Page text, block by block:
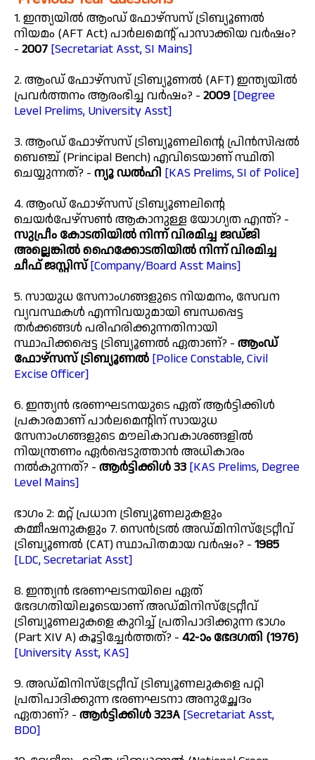
1. ഇന്ത്യയിൽ ആംഡ് ഫോഴ്‌സസ് ട്രിബ്യൂണൽ
നിയമം (AFT Act) പാർലമെൻ്റ് പാസാക്കിയ വർഷം?
- 2007 [Secretariat Asst, SI Mains]
2. ആംഡ് ഫോഴ്‌സസ് ട്രിബ്യൂണൽ (AFT) ഇന്ത്യയിൽ
പ്രവർത്തനം ആരംഭിച്ച വർഷം? - 2009 [Degree
Level Prelims, University Asst]
3. ആംഡ് ഫോഴ്‌സസ് ട്രിബ്യൂണലിന്റെ പ്രിൻസിപ്പൽ
ബെഞ്ച് (Principal Bench) എവിടെയാണ് സ്ഥിതി
ചെയ്യുന്നത്? - ന്യൂ ഡൽഹി [KAS Prelims, SI of Police]
4. ആംഡ് ഫോഴ്‌സസ് ട്രിബ്യൂണലിന്റെ
ചെയർപേഴ്സൺ ആകാനുള്ള യോഗ്യത എന്ത്? -
സുപ്രീം കോടതിയിൽ നിന്ന് വിരമിച്ച ജഡ്ജി
അല്ലെങ്കിൽ ഹൈക്കോടതിയിൽ നിന്ന് വിരമിച്ച
ചീഫ് ജസ്റ്റിസ്[Company/Board Asst Mains]
5. സായുധ സേനാംഗങ്ങളുടെ നിയമനം, സേവന
വ്യവസ്ഥകൾ എന്നിവയുമായി ബന്ധപ്പെട്ട
തർക്കങ്ങൾ പരിഹരിക്കുന്നതിനായി
സ്ഥാപിക്കപ്പെട്ട ട്രിബ്യൂണൽ ഏതാണ്? - ആംഡ്
ഫോഴ്‌സസ് ട്രിബ്യൂണൽ [Police Constable, Civil
Excise Officer]
6. ഇന്ത്യൻ ഭരണഘടനയുടെ ഏത് ആർട്ടിക്കിൾ
പ്രകാരമാണ് പാർലമെന്റിന് സായുധ
സേനാംഗങ്ങളുടെ മൗലികാവകാശങ്ങളിൽ
നിയന്ത്രണം ഏർപ്പെടുത്താൻ അധികാരം
നൽകുന്നത്? - ആർട്ടിക്കിൾ 33 [KAS Prelims, Degree
Level Mains]
ഭാഗം 2: മറ്റ് പ്രധാന ട്രിബ്യൂണലുകളും
കമ്മീഷനുകളും 7. സെൻട്രൽ അഡ്മിനിസ്ട്രേറ്റീവ്
ട്രിബ്യൂണൽ (CAT) സ്ഥാപിതമായ വർഷം? - 1985
[LDC, Secretariat Asst]
8. ഇന്ത്യൻ ഭരണഘടനയിലെ ഏത്
ഭേദഗതിയിലൂടെയാണ് അഡ്മിനിസ്ട്രേറ്റീവ്
ട്രിബ്യൂണലുകളെ കുറിച്ച് പ്രതിപാദിക്കുന്ന ഭാഗം
(Part XIV A) കൂട്ടിച്ചേർത്തത്? - 42-ാം ഭേദഗതി (1976)
[University Asst, KAS]
9. അഡ്മിനിസ്ട്രേറ്റീവ് ട്രിബ്യൂണലുകളെ പറ്റി
പ്രതിപാദിക്കുന്ന ഭരണഘടനാ അനുച്ഛേദം
ഏതാണ്? - ആർട്ടിക്കിൾ 323A [Secretariat Asst,
BDO]